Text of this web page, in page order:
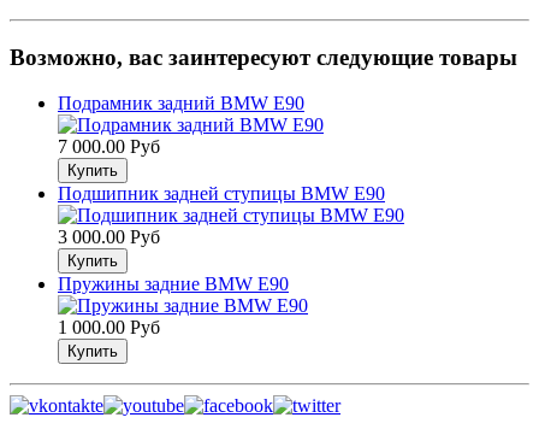
Возможно, вас заинтересуют следующие товары
Подрамник задний BMW E90
7 000.00 Руб
Подшипник задней ступицы BMW E90
3 000.00 Руб
Пружины задние BMW E90
1 000.00 Руб